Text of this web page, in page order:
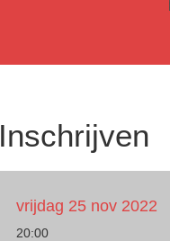
Inschrijven
vrijdag 25 nov 2022
20:00